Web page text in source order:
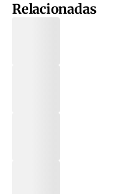
Relacionadas